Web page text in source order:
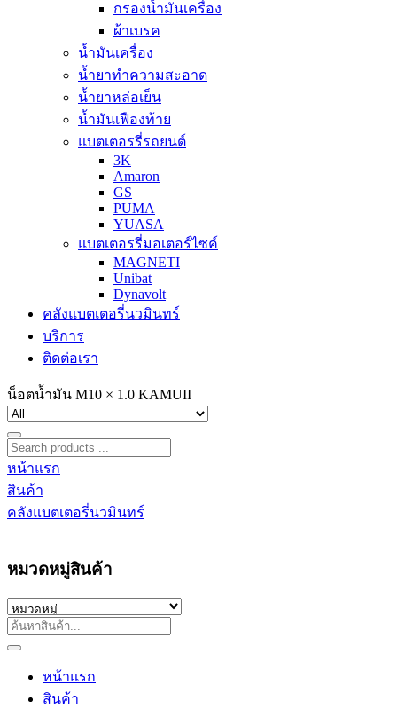
กรองน้ำมันเครื่อง
ผ้าเบรค
น้ำมันเครื่อง
น้ำยาทำความสะอาด
น้ำยาหล่อเย็น
น้ำมันเฟืองท้าย
แบตเตอรรี่รถยนต์
3K
Amaron
GS
PUMA
YUASA
แบตเตอรรี่มอเตอร์ไซค์
MAGNETI
Unibat
Dynavolt
คลังแบตเตอรี่นวมินทร์
บริการ
ติดต่อเรา
น็อตน้ำมัน M10 × 1.0 KAMUII
หน้าแรก
สินค้า
คลังแบตเตอรี่นวมินทร์
หมวดหมู่สินค้า
หน้าแรก
สินค้า